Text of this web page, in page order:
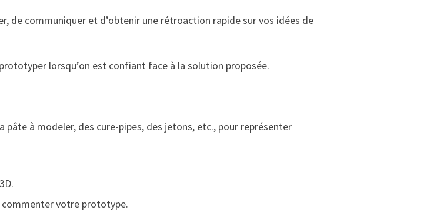
communiquer et d’obtenir une rétroaction rapide sur vos idées de
lorsqu’on est confiant face à la solution proposée.
à modeler, des cure-pipes, des jetons, etc., pour représenter
commenter votre prototype.